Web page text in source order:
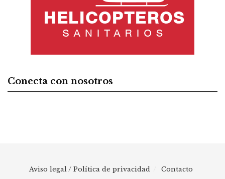
Conecta con nosotros
Aviso legal / Política de privacidad Contacto